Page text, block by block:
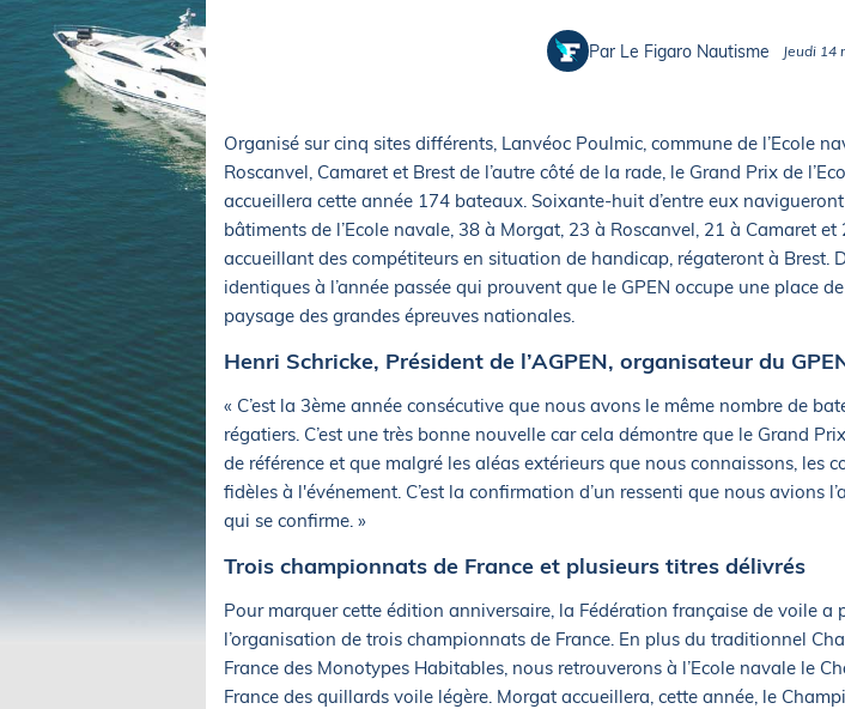
LOISIRS
Pêche en mer
Glisse
Par Le Figaro Nautisme Jeudi 14
Organisé sur cinq sites différents, Lanvéoc Poulmic, commune de l’Ecole
Roscanvel, Camaret et Brest de l’autre côté de la rade, le Grand Prix de
accueillera cette année 174 bateaux. Soixante-huit d’entre eux
bâtiments de l’Ecole navale, 38 à Morgat, 23 à Roscanvel, 21 à Camaret et
accueillant des compétiteurs en situation de handicap, régateront à Brest.
identiques à l’année passée qui prouvent que le GPEN occupe une place
paysage des grandes épreuves nationales.
Henri Schricke, Président de l’AGPEN, organisateur du
« C’est la 3ème année consécutive que nous avons le même nombre de
régatiers. C’est une très bonne nouvelle car cela démontre que le Grand
de référence et que malgré les aléas extérieurs que nous connaissons, les
fidèles à l'événement. C’est la confirmation d’un ressenti que nous avions
qui se confirme. »
Trois championnats de France et plusieurs titres délivrés
Pour marquer cette édition anniversaire, la Fédération française de voile a
l’organisation de trois championnats de France. En plus du traditionnel
France des Monotypes Habitables, nous retrouverons à l’Ecole navale le
France des quillards voile légère. Morgat accueillera, cette année, le